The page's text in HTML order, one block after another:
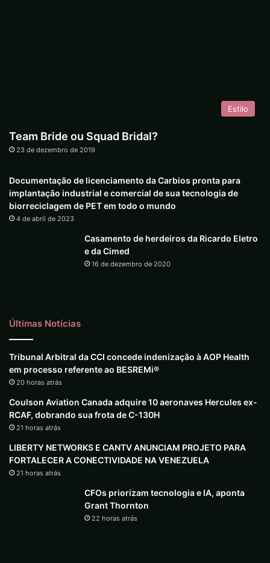
Estilo
Team Bride ou Squad Bridal?
23 de dezembro de 2019
Documentação de licenciamento da Carbios pronta para
implantação industrial e comercial de sua tecnologia de
biorreciclagem de PET em todo o mundo
4 de abril de 2023
Casamento de herdeiros da Ricardo Eletro
e da Cimed
16 de dezembro de 2020
Últimas Notícias
Tribunal Arbitral da CCI concede indenização à AOP Health
em processo referente ao BESREMi®
20 horas atrás
Coulson Aviation Canada adquire 10 aeronaves Hercules ex-
RCAF, dobrando sua frota de C-130H
21 horas atrás
LIBERTY NETWORKS E CANTV ANUNCIAM PROJETO PARA
FORTALECER A CONECTIVIDADE NA VENEZUELA
21 horas atrás
CFOs priorizam tecnologia e IA, aponta
Grant Thornton
22 horas atrás